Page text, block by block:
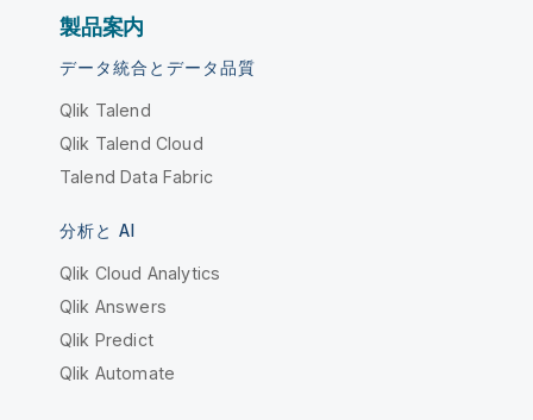
製品案内
データ統合とデータ品質
Qlik Talend
Qlik Talend Cloud
Talend Data Fabric
分析と AI
Qlik Cloud Analytics
Qlik Answers
Qlik Predict
Qlik Automate